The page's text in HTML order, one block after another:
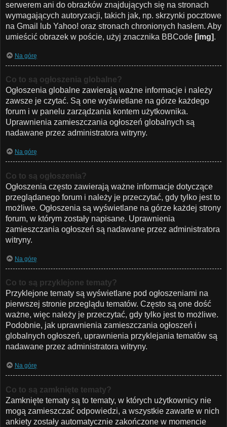
serwerem ani do obrazków znajdujących się na stronach
wymagających autoryzacji, takich jak, np. skrzynki pocztowe
na Gmail lub Yahoo! oraz stronach chronionych hasłem. Aby
umieścić obrazek w poście, użyj znacznika BBCode [img].
Na górę
Co to są ogłoszenia globalne?
Ogłoszenia globalne zawierają ważne informacje i należy
zawsze je czytać. Są one wyświetlane na górze każdego
forum i w panelu zarządzania kontem użytkownika.
Uprawnienia zamieszczania ogłoszeń globalnych są
nadawane przez administratora witryny.
Na górę
Co to są ogłoszenia?
Ogłoszenia często zawierają ważne informacje dotyczące
przeglądanego forum i należy je przeczytać, gdy tylko jest to
możliwe. Ogłoszenia są wyświetlane na górze każdej strony
forum, w którym zostały napisane. Uprawnienia
zamieszczania ogłoszeń są nadawane przez administratora
witryny.
Na górę
Co to są przyklejone tematy?
Przyklejone tematy są wyświetlane pod ogłoszeniami na
pierwszej stronie przeglądu tematów. Często są one dość
ważne, więc należy je przeczytać, gdy tylko jest to możliwe.
Podobnie, jak uprawnienia zamieszczania ogłoszeń i
globalnych ogłoszeń, uprawnienia przyklejania tematów są
nadawane przez administratora witryny.
Na górę
Co to są zamknięte tematy?
Zamknięte tematy są to tematy, w których użytkownicy nie
mogą zamieszczać odpowiedzi, a wszystkie zawarte w nich
ankiety zostały automatycznie zakończone w momencie